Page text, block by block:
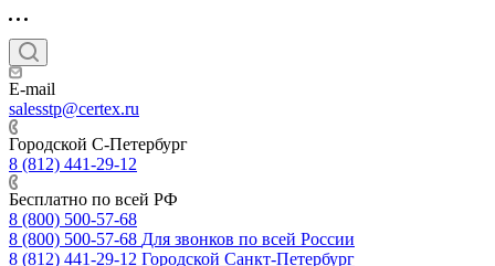
E-mail
salesstp@certex.ru
Городской С-Петербург
8 (812) 441-29-12
Бесплатно по всей РФ
8 (800) 500-57-68
8 (800) 500-57-68 Для звонков по всей России
8 (812) 441-29-12 Городской Санкт-Петербург